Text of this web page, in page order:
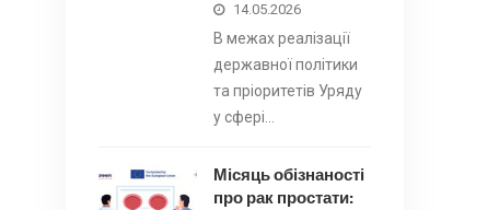
14.05.2026
В межах реалізації
державної політики
та пріоритетів Уряду
у сфері…
Місяць обізнаності
про рак простати: